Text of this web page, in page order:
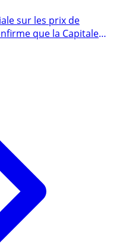
que la Capitale